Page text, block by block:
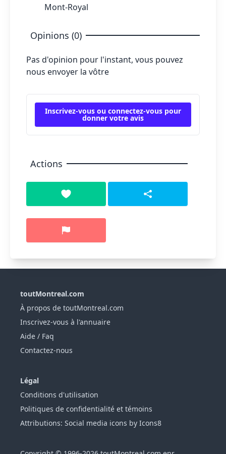
Mont-Royal
Opinions (0)
Pas d'opinion pour l'instant, vous pouvez
nous envoyer la vôtre
Inscrivez-vous ou connectez-vous pour
donner votre avis
Actions
toutMontreal.com
À propos de toutMontreal.com
Inscrivez-vous à l'annuaire
Aide / Faq
Contactez-nous
Légal
Conditions d'utilisation
Politiques de confidentialité et témoins
Attributions: Social media icons by Icons8